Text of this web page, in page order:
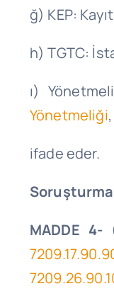
ğ) KEP:
h) TGTC:
ı)
Yönetmeliği,
ifade eder.
MADDE 4-